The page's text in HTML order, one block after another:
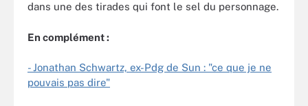
dans une des tirades qui font le sel du personnage.
En complément :
- Jonathan Schwartz, ex-Pdg de Sun : "ce que je ne
pouvais pas dire"